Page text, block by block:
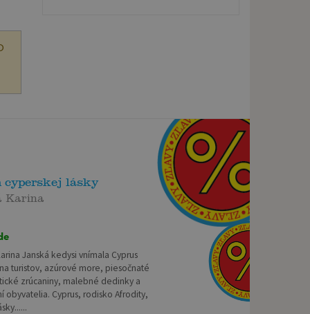
cyperskej lásky
Karina
Janská kedysi vnímala Cyprus
turistov, azúrové more, piesočnaté
zrúcaniny, malebné dedinky a
obyvatelia. Cyprus, rodisko Afrodity,